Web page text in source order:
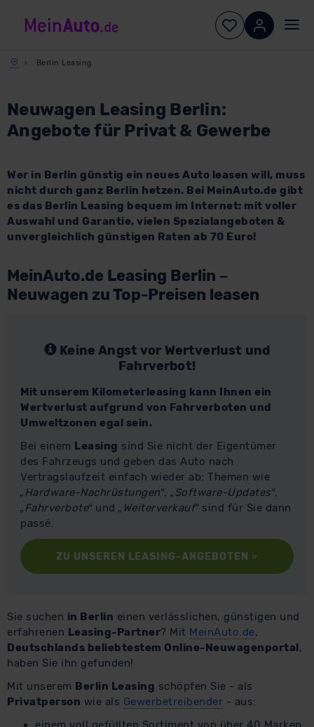
Berlin Leasing
Neuwagen Leasing Berlin:
Angebote für Privat & Gewerbe
Wer in Berlin günstig ein neues Auto leasen will, muss
nicht durch ganz Berlin hetzen. Bei MeinAuto.de gibt
es das Berlin Leasing bequem im Internet: mit voller
Auswahl und Garantie, vielen Spezialangeboten &
unvergleichlich günstigen Raten ab 70 Euro!
MeinAuto.de Leasing Berlin –
Neuwagen zu Top-Preisen leasen
Keine Angst vor Wertverlust und
Fahrverbot!
Mit unserem Kilometerleasing kann Ihnen ein
Wertverlust aufgrund von Fahrverboten und
Umweltzonen egal sein.
Bei einem Leasing sind Sie nicht der Eigentümer
des Fahrzeugs und geben das Auto nach
Vertragslaufzeit einfach wieder ab: Themen wie
„Hardware-Nachrüstungen“, „Software-Updates“,
„Fahrverbote“ und „Weiterverkauf“ sind für Sie dann
passé.
ZU UNSEREN LEASING-ANGEBOTEN »
Sie suchen in Berlin einen verlässlichen, günstigen und
erfahrenen Leasing-Partner? Mit MeinAuto.de,
Deutschlands beliebtestem Online-Neuwagenportal,
haben Sie ihn gefunden!
Mit unserem Berlin Leasing schöpfen Sie - als
Privatperson wie als Gewerbetreibender - aus: